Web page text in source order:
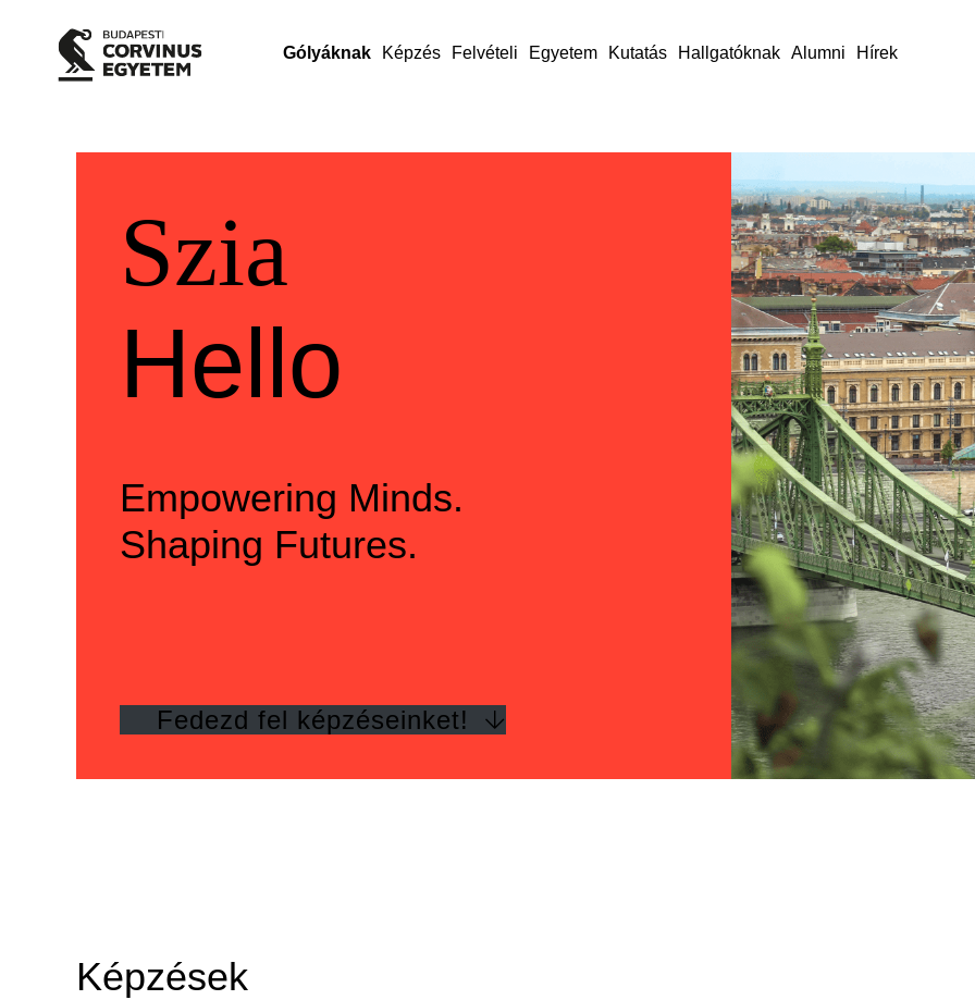
Gólyáknak Képzés Felvételi Egyetem Kutatás Hallgatóknak Alumni Hírek
Üdvözlünk
Szia
Szia
Welcome
Hello
Hello
Empowering Minds.
Shaping Futures.
Fedezd fel képzéseinket!
Képzések